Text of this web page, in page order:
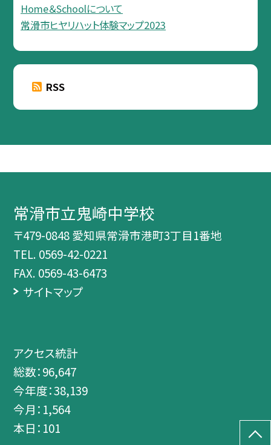
Home＆Schoolについて
常滑市ヒヤリハット体験マップ2023
RSS
常滑市立鬼崎中学校
〒479-0848 愛知県常滑市港町3丁目1番地
TEL. 0569-42-0221
FAX. 0569-43-6473
サイトマップ
アクセス統計
総数：96,647
今年度：38,139
今月： 1,564
本日： 101